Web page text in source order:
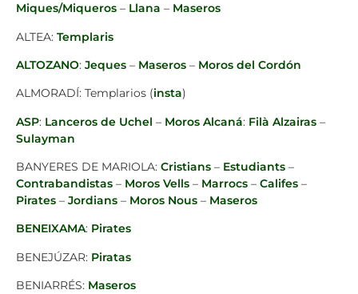
Miques/Miqueros – Llana – Maseros
ALTEA: Templaris
ALTOZANO: Jeques – Maseros – Moros del Cordón
ALMORADÍ: Templarios (insta)
ASP: Lanceros de Uchel – Moros Alcaná: Filà Alzairas –
Sulayman
BANYERES DE MARIOLA: Cristians – Estudiants –
Contrabandistas – Moros Vells – Marrocs – Califes –
Pirates – Jordians – Moros Nous – Maseros
BENEIXAMA: Pirates
BENEJÚZAR: Piratas
BENIARRÉS: Maseros